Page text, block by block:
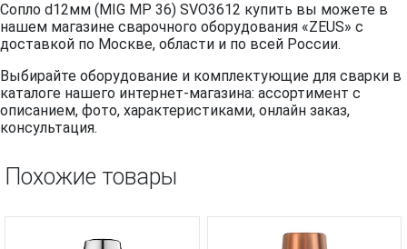
Сопло d12мм (MIG MP 36) SVO3612 купить вы можете в
нашем магазине сварочного оборудования «ZEUS» с
доставкой по Москве, области и по всей России.
Выбирайте оборудование и комплектующие для сварки в
каталоге нашего интернет-магазина: ассортимент с
описанием, фото, характеристиками, онлайн заказ,
консультация.
Похожие товары